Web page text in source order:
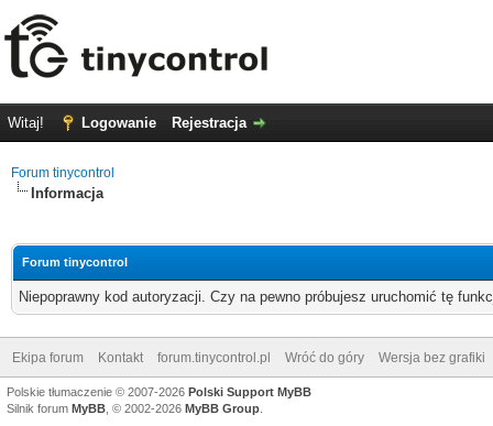
Witaj! Logowanie Rejestracja
Forum tinycontrol
Informacja
Forum tinycontrol
Niepoprawny kod autoryzacji. Czy na pewno próbujesz uruchomić tę
Ekipa forum Kontakt forum.tinycontrol.pl Wróć do góry Wersja bez grafiki
Polskie tłumaczenie © 2007-2026 Polski Support MyBB
Silnik forum MyBB , © 2002-2026 MyBB Group